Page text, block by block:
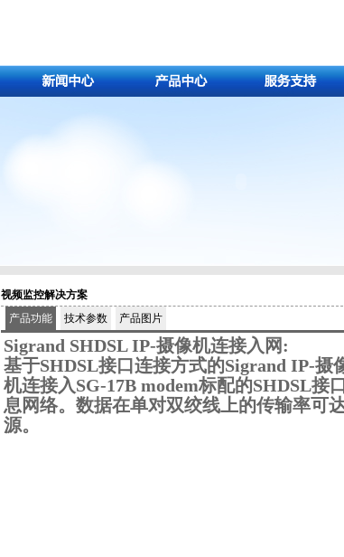
视频监控解决方案
产品功能
技术参数 产品图片
Sigrand SHDSL IP-摄像机连接入网:
基于SHDSL接口连接方式的Sigrand IP-
机连接入SG-17B modem标配的SHDSL
息网络。数据在单对双绞线上的传输率可
源。